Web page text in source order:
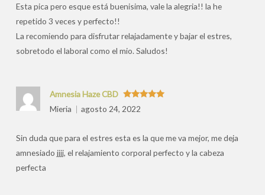
Esta pica pero esque está buenisima, vale la alegria!! la he
repetido 3 veces y perfecto!!
La recomiendo para disfrutar relajadamente y bajar el estres,
sobretodo el laboral como el mio. Saludos!
Valorado
con5
Amnesia Haze CBD
Mieria
agosto 24, 2022
Sin duda que para el estres esta es la que me va mejor, me deja
amnesiado jjjj, el relajamiento corporal perfecto y la cabeza
perfecta